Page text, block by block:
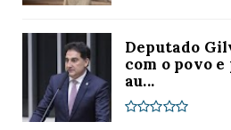
Deputado
com o povo
au...